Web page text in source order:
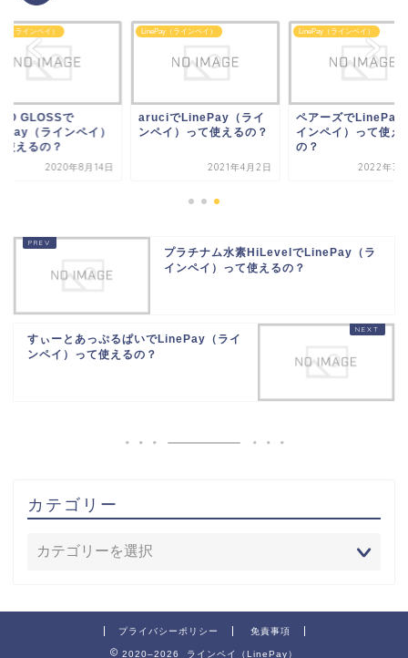
（ラインペイ）
でLinePay（ライ
イ）って使えるの？
2021年4月2日
LinePay（ラインペイ）
ペアーズでLinePay（ラ
インペイ）って使える
2022年3月26日
LinePay（ラインペイ）
KURO GLOSSで
LinePay（ラインペ
って使えるの？
2020年8
プラチナム水素HiLevelでLinePay（ラ
インペイ）って使えるの？
すぃーとあっぷるぱいでLinePay（ライ
ンペイ）って使えるの？
カテゴリー
プライバシーポリシー 免責事項
2020–2026 ラインペイ（LinePay）